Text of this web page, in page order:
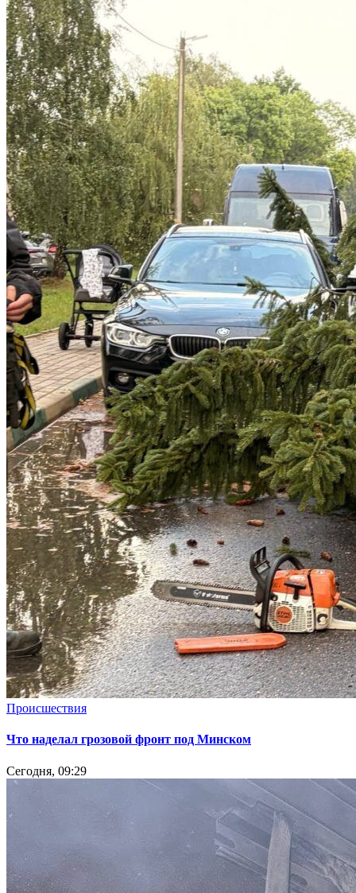
Происшествия
Что наделал грозовой фронт под Минском
Сегодня, 09:29